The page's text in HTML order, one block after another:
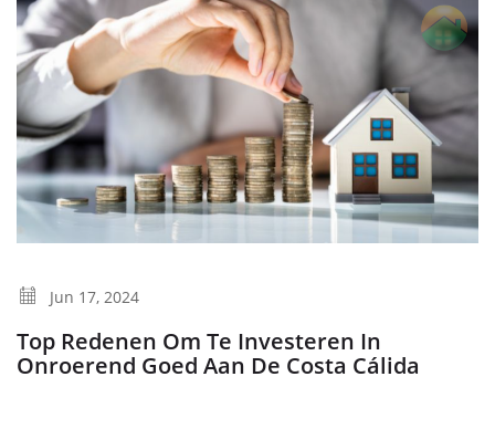
Jun 17, 2024
Top Redenen Om Te Investeren In
Onroerend Goed Aan De Costa Cálida